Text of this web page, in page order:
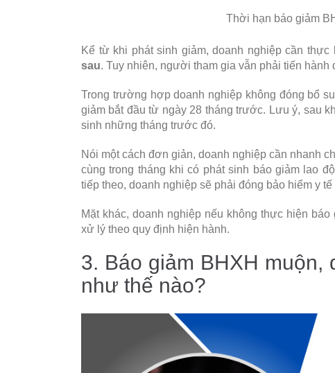
Thời hạn báo giảm
Kể từ khi phát sinh giảm, doanh nghiệp cần
sau. Tuy nhiên, người tham gia vẫn phải tiến hành
Trong trường hợp doanh nghiệp không đóng bổ
giảm bắt đầu từ ngày 28 tháng trước. Lưu ý, sau
sinh những tháng trước đó.
Nói một cách đơn giản, doanh nghiệp cần nhanh
cùng trong tháng khi có phát sinh báo giảm lao
tiếp theo, doanh nghiệp sẽ phải đóng bảo hiểm y tế
Mặt khác, doanh nghiệp nếu không thực hiện
xử lý theo quy định hiện hành.
3. Báo giảm BHXH
như thế nào?